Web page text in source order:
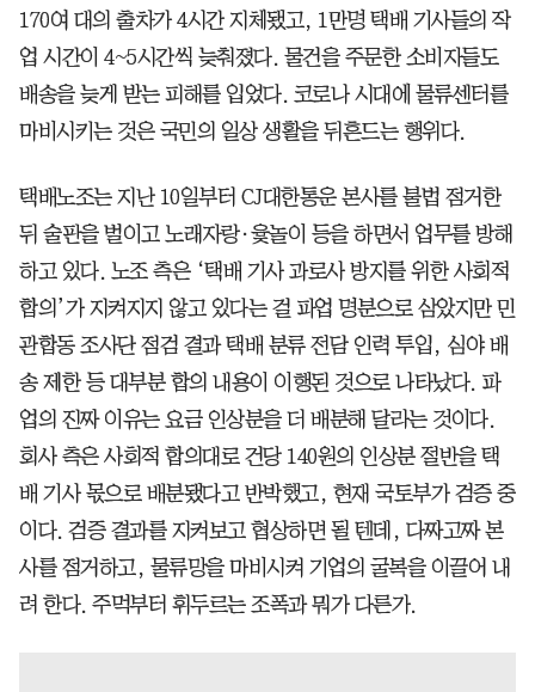
170여 대의 출차가 4시간 지체됐고, 1만명 택배 기사들의 작
업 시간이 4~5시간씩 늦춰졌다. 물건을 주문한 소비자들도
배송을 늦게 받는 피해를 입었다. 코로나 시대에 물류센터를
마비시키는 것은 국민의 일상 생활을 뒤흔드는 행위다.
택배노조는 지난 10일부터 CJ대한통운 본사를 불법 점거한
뒤 술판을 벌이고 노래자랑·윷놀이 등을 하면서 업무를 방해
하고 있다. 노조 측은 ‘택배 기사 과로사 방지를 위한 사회적
합의’가 지켜지지 않고 있다는 걸 파업 명분으로 삼았지만 민
관합동 조사단 점검 결과 택배 분류 전담 인력 투입, 심야 배
송 제한 등 대부분 합의 내용이 이행된 것으로 나타났다. 파
업의 진짜 이유는 요금 인상분을 더 배분해 달라는 것이다.
회사 측은 사회적 합의대로 건당 140원의 인상분 절반을 택
배 기사 몫으로 배분됐다고 반박했고, 현재 국토부가 검증 중
이다. 검증 결과를 지켜보고 협상하면 될 텐데, 다짜고짜 본
사를 점거하고, 물류망을 마비시켜 기업의 굴복을 이끌어 내
려 한다. 주먹부터 휘두르는 조폭과 뭐가 다른가.